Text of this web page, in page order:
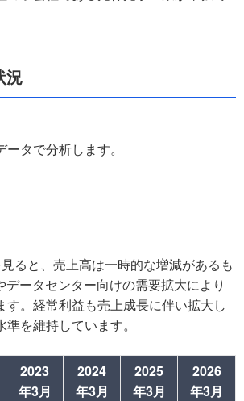
況
タで分析します。
ると、売上高は一時的な増減があるも
ータセンター向けの需要拡大により
す。経常利益も売上成長に伴い拡大し
を維持しています。
2023
年3月
2024
年3月
2025
年3月
2026
年3月